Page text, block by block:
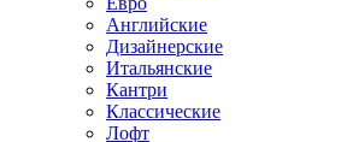
Английские
Дизайнерские
Итальянские
Кантри
Классические
Лофт